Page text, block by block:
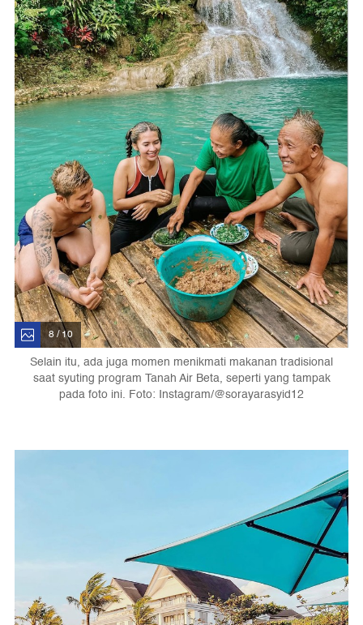
8 / 10
Selain itu, ada juga momen menikmati makanan tradisional
saat syuting program Tanah Air Beta, seperti yang tampak
pada foto ini. Foto: Instagram/@sorayarasyid12